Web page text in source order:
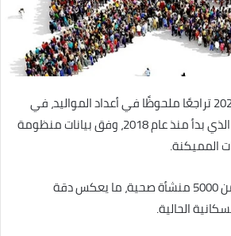
شهدت مصر خلال عام 2025 تراجعًا ملحوظًا في أعداد المواليد، في
استمرار للاتجاه التنازلي الذي بدأ منذ عام 2018، وفق بيانات منظومة
المميكنة.
وشارك في الرصد أكثر من 5000 منشأة صحية، ما يعكس دقة
الحالية.